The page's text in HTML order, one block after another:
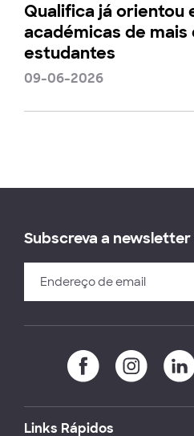
Qualifica já orientou
académicas de mais
estudantes
09-06-2026
Subscreva a newsletter
Links Rápidos